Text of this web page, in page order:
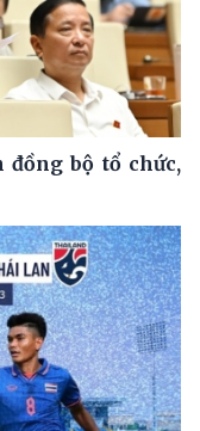
đồng bộ tổ chức,